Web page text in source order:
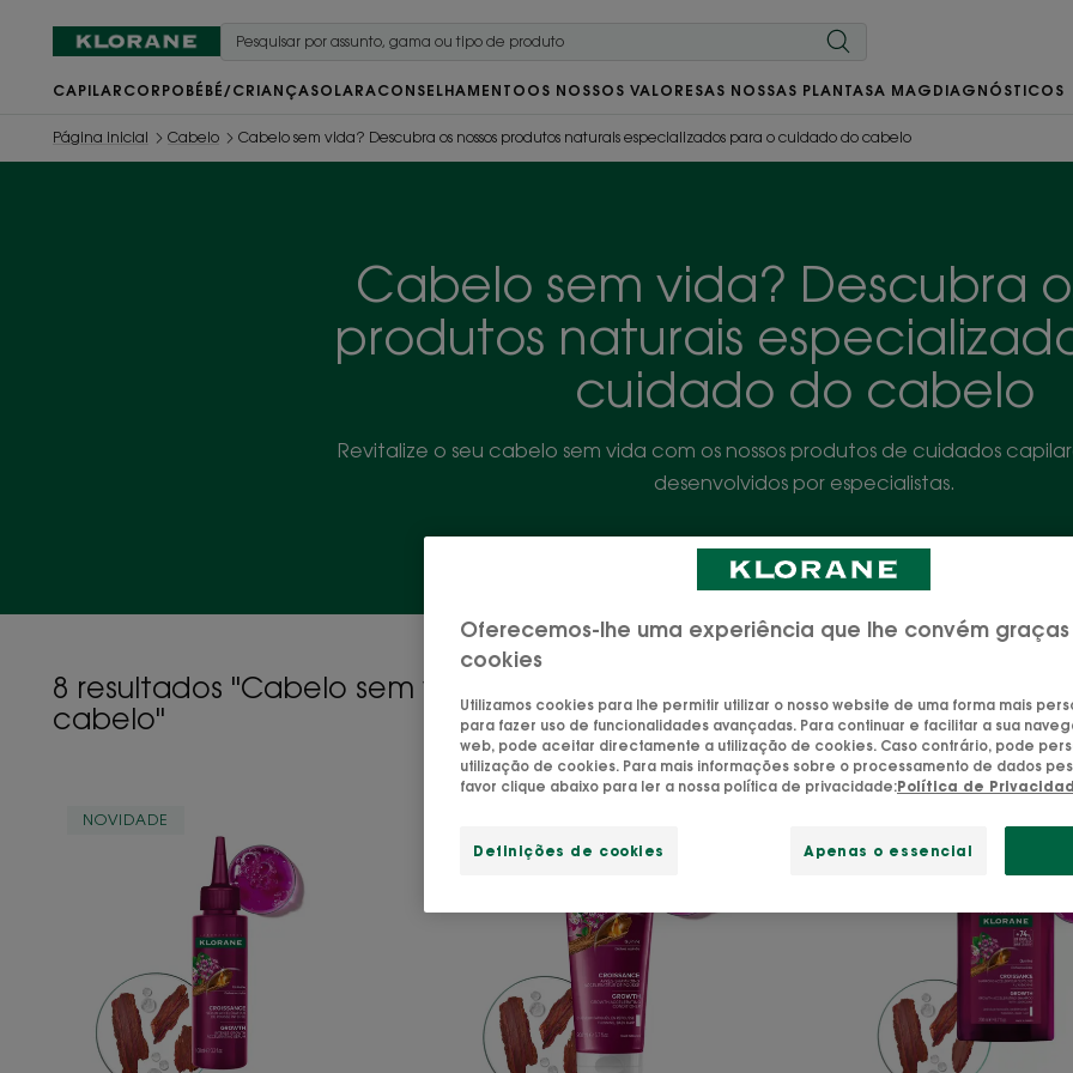
CAPILAR CORPO BÉBÉ/CRIANÇA SOLARACONSELHAMENTO OS NOSSOS VALORESAS NOSSAS PLANTASA MAG DIAGNÓSTICOS
Página inicial Cabelo Cabelo sem vida? Descubra os nossos produtos naturais especializados para o cuidado do cabelo
Cabelo sem vida? Descubra
produtos naturais
cuidado do cabelo
Revitalize o seu cabelo sem vida com os nossos produtos de cuidados
desenvolvidos por especialistas.
8 resultados "Cabelo sem vida? Descubra os nossos produtos
cabelo"
Sérum
Acelerador
de
Crescimento
Intenso
com
Adenosina
NOVIDADE
Acelerador
Crescimento
Champô
com
Oferecemos-lhe uma experiência que lhe convém
cookies
Utilizamos cookies para lhe permitir utilizar o nosso website de uma forma mais
para fazer uso de funcionalidades avançadas. Para continuar e facilitar a sua
web, pode aceitar directamente a utilização de cookies. Caso contrário, pode
utilização de cookies. Para mais informações sobre o processamento de dados
favor clique abaixo para ler a nossa política de privacidade:Política de
Definições de cookies Apenas o essencial